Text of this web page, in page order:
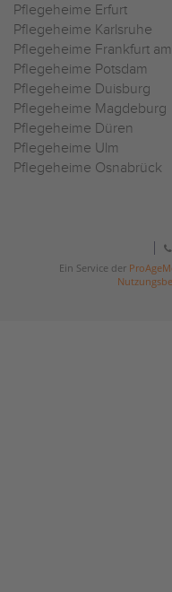
Pflegeheime Erfurt
Pflegeheime Karlsruhe
Pflegeheime Frankfurt
Pflegeheime Potsdam
Pflegeheime Duisburg
Pflegeheime Magdeburg
Pflegeheime Düren
Pflegeheime Ulm
Pflegeheime Osnabrück
Ein Service der